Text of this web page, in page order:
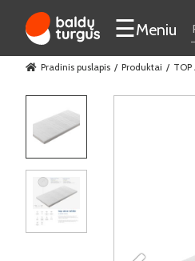
☰Meniu
Pradinis puslapis Produktai